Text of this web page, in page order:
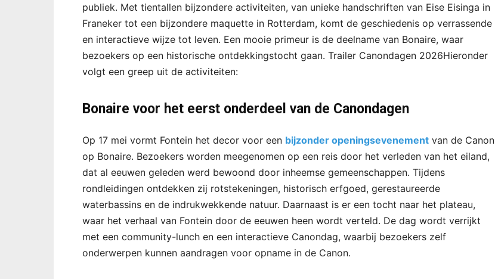
publiek. Met tientallen bijzondere activiteiten, van unieke handschriften van Eise Eisinga in
Franeker tot een bijzondere maquette in Rotterdam, komt de geschiedenis op verrassende
en interactieve wijze tot leven. Een mooie primeur is de deelname van Bonaire, waar
bezoekers op een historische ontdekkingstocht gaan. Trailer Canondagen 2026Hieronder
volgt een greep uit de activiteiten:
Bonaire voor het eerst onderdeel van de Canondagen
Op 17 mei vormt Fontein het decor voor een bijzonder openingsevenement van de Canon
op Bonaire. Bezoekers worden meegenomen op een reis door het verleden van het eiland,
dat al eeuwen geleden werd bewoond door inheemse gemeenschappen. Tijdens
rondleidingen ontdekken zij rotstekeningen, historisch erfgoed, gerestaureerde
waterbassins en de indrukwekkende natuur. Daarnaast is er een tocht naar het plateau,
waar het verhaal van Fontein door de eeuwen heen wordt verteld. De dag wordt verrijkt
met een community-lunch en een interactieve Canondag, waarbij bezoekers zelf
onderwerpen kunnen aandragen voor opname in de Canon.